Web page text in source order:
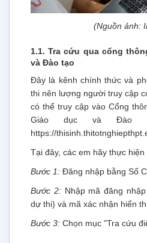
(Nguồn ảnh:
1.1. Tra cứu qua cổng
và Đào tạo
Đây là kênh chính thức và
thi nên lượng người truy cập
có thể truy cập vào Cổng
Giáo dục và Đào
https://
Tại đây, các em hãy thực
Bước 1: Đăng nhập bằng Số
Bước 2:Nhập mã đăng
dự thi) và mã xác nhận hiển
Bước 3: Chọn mục "Tra cứu